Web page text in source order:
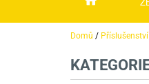
Domů / Příslušenství